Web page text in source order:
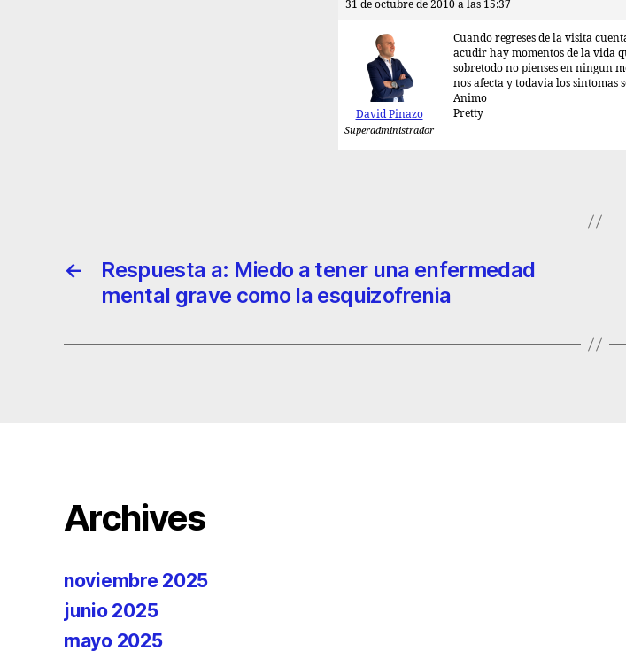
31 de octubre de 2010 a las 15:37
David Pinazo
Superadministrador
Cuando regreses de la visita
acudir hay momentos de la vida
sobretodo no pienses en ningun
nos afecta y todavia los sintomas
Animo
Pretty
←
Respuesta a: Miedo a tener una enfermedad
mental grave como la esquizofrenia
Archives
noviembre 2025
junio 2025
mayo 2025